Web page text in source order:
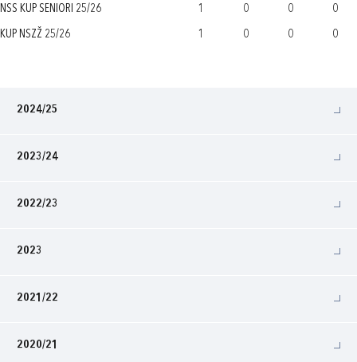
NSS KUP SENIORI 25/26 1 0 0 0
KUP NSZŽ 25/26 1 0 0 0
2024/25
2023/24
2022/23
2023
2021/22
2020/21